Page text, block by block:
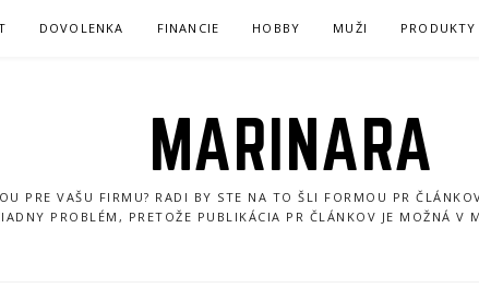
DOVOLENKA FINANCIE HOBBY MUŽI PRODUKTY
MARINARA
PRE VAŠU FIRMU? RADI BY STE NA TO ŠLI FORMOU PR
PROBLÉM, PRETOŽE PUBLIKÁCIA PR ČLÁNKOV JE MOŽNÁ V